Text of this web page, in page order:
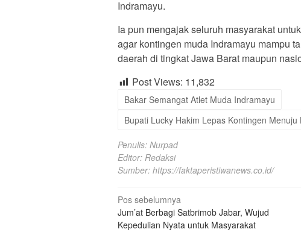
Indramayu.
Ia pun mengajak seluruh masyarakat
agar kontingen muda Indramayu mampu
daerah di tingkat Jawa Barat maupun
Post Views: 11,832
Bakar Semangat Atlet Muda Indramayu
Bupati Lucky Hakim Lepas Kontingen
Penulis: Nurpad
Editor: Redaksi
Sumber: https://faktaperistiwanews.co.id/
Navigasi
pos
Pos sebelumnya
Jum’at Berbagi Satbrimob Jabar, Wujud
Kepedulian Nyata untuk Masyarakat